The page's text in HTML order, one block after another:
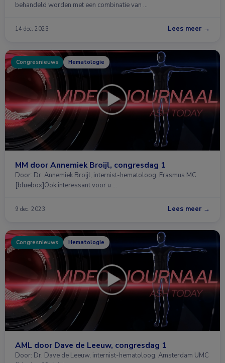
behandeld worden met een combinatie van …
14 dec. 2023 Lees meer →
Congresnieuws Hematologie
MM door Annemiek Broijl, congresdag 1
Door: Dr. Annemiek Broijl, internist-hematoloog, Erasmus MC
[bluebox]Ook interessant voor u …
9 dec. 2023 Lees meer →
Congresnieuws Hematologie
AML door Dave de Leeuw, congresdag 1
Door: Dr. Dave de Leeuw, internist-hematoloog, Amsterdam UMC